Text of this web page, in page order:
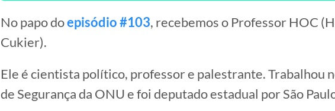
No papo doepisódio #103, recebemos o Professor HOC
Cukier).
Ele é cientista político, professor e palestrante. Trabalhou
de Segurança da ONU e foi deputado estadual por São